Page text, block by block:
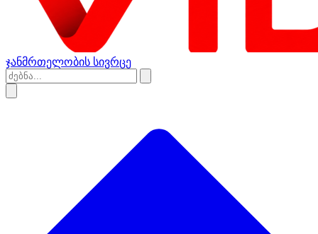
ჯანმრთელობის სივრცე